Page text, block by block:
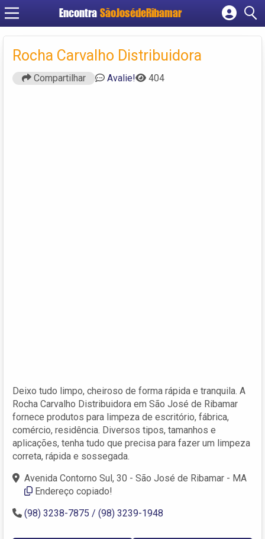
Encontra SãoJosédeRibamar
Cadastrar empresa
Criar conta
Rocha Carvalho Distribuidora
Compartilhar Avalie! 404
Deixo tudo limpo, cheiroso de forma rápida e tranquila. A
Rocha Carvalho Distribuidora em São José de Ribamar
fornece produtos para limpeza de escritório, fábrica,
comércio, residência. Diversos tipos, tamanhos e
aplicações, tenha tudo que precisa para fazer um limpeza
correta, rápida e sossegada.
Avenida Contorno Sul, 30 - São José de Ribamar - MA
Endereço copiado!
(98) 3238-7875 / (98) 3239-1948